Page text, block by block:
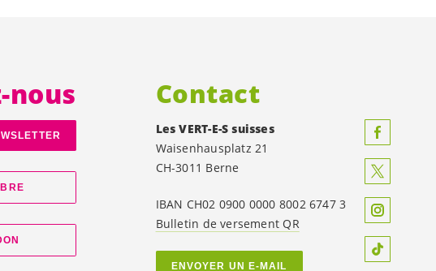
nous Contact
LesVERT-E-S suisses
Waisenhausplatz 21
CH-3011 Berne
IBAN CH02 0900 0000 8002 6747 3
Bulletin de versement QR
ENVOYER UN E-MAIL